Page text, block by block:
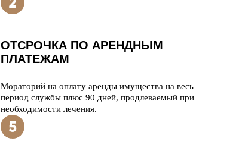
ОТСРОЧКА ПО АРЕНДНЫМ
ПЛАТЕЖАМ
Мораторий на оплату аренды имущества на весь
период службы плюс 90 дней, продлеваемый при
необходимости лечения.